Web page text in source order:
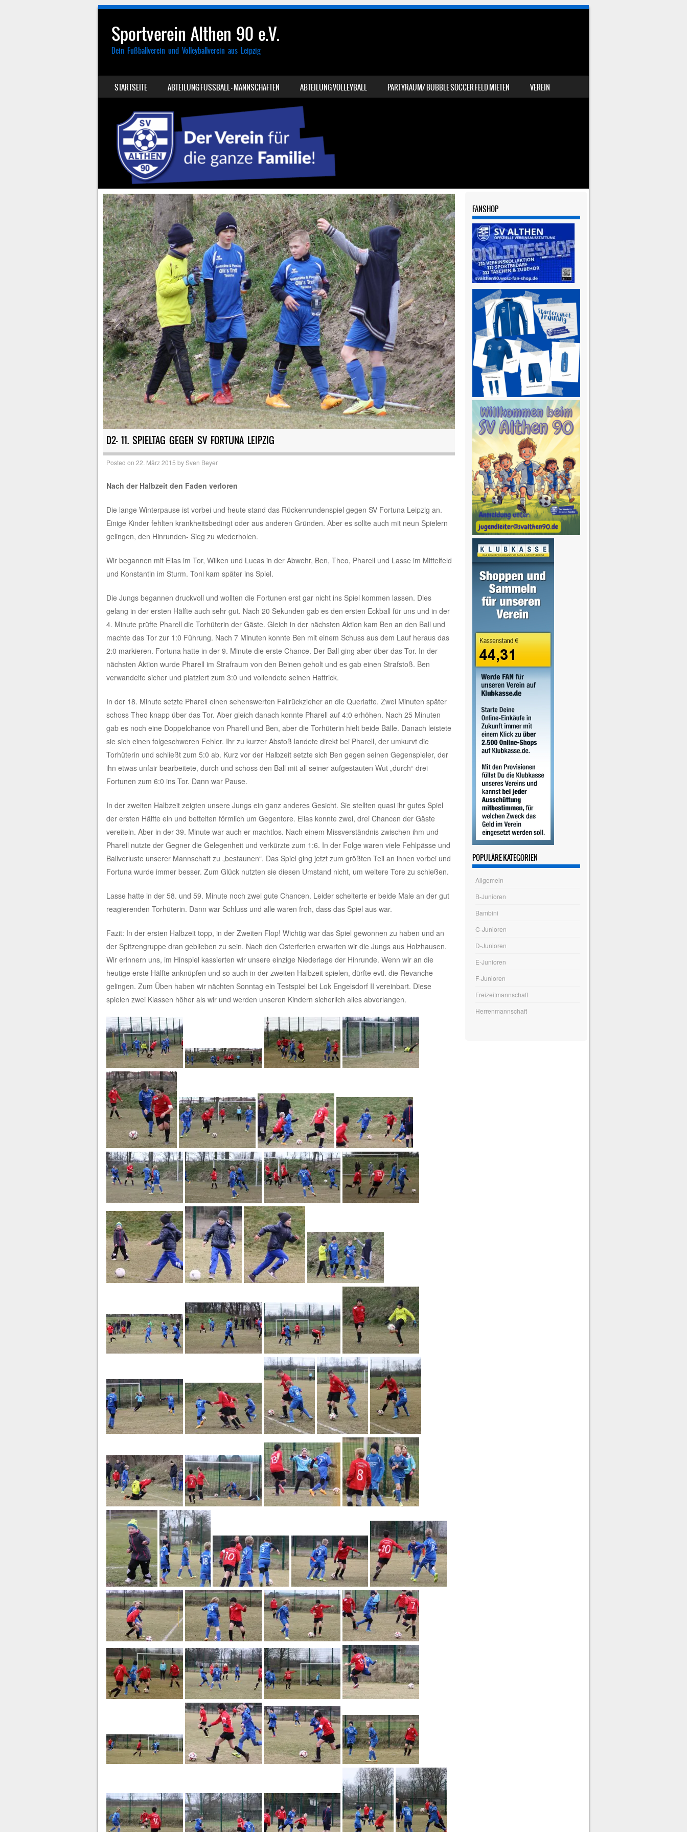
Sportverein Althen 90 e.V.
Dein Fußballverein und Volleyballverein aus Leipzig
MENU
SKIP TO CONTENT
STARTSEITE ABTEILUNG FUSSBALL – MANNSCHAFTEN ABTEILUNG VOLLEYBALL PARTYRAUM/ BUBBLE SOCCER FELD MIETEN VEREIN
D2- 11. SPIELTAG GEGEN SV FORTUNA LEIPZIG
Posted on 22. März 2015 bySven Beyer
Nach der Halbzeit den Faden verloren
Die lange Winterpause ist vorbei und heute stand das Rückenrundenspiel gegen SV Fortuna Leipzig an.
Einige Kinder fehlten krankheitsbedingt oder aus anderen Gründen. Aber es sollte auch mit neun Spielern
gelingen, den Hinrunden- Sieg zu wiederholen.
Wir begannen mit Elias im Tor, Wilken und Lucas in der Abwehr, Ben, Theo, Pharell und Lasse im Mittelfeld
und Konstantin im Sturm. Toni kam später ins Spiel.
Die Jungs begannen druckvoll und wollten die Fortunen erst gar nicht ins Spiel kommen lassen. Dies
gelang in der ersten Hälfte auch sehr gut. Nach 20 Sekunden gab es den ersten Eckball für uns und in der
4. Minute prüfte Pharell die Torhüterin der Gäste. Gleich in der nächsten Aktion kam Ben an den Ball und
machte das Tor zur 1:0 Führung. Nach 7 Minuten konnte Ben mit einem Schuss aus dem Lauf heraus das
2:0 markieren. Fortuna hatte in der 9. Minute die erste Chance. Der Ball ging aber über das Tor. In der
nächsten Aktion wurde Pharell im Strafraum von den Beinen geholt und es gab einen Strafstoß. Ben
verwandelte sicher und platziert zum 3:0 und vollendete seinen Hattrick.
In der 18. Minute setzte Pharell einen sehenswerten Fallrückzieher an die Querlatte. Zwei Minuten später
schoss Theo knapp über das Tor. Aber gleich danach konnte Pharell auf 4:0 erhöhen. Nach 25 Minuten
gab es noch eine Doppelchance von Pharell und Ben, aber die Torhüterin hielt beide Bälle. Danach leistete
sie sich einen folgeschweren Fehler. Ihr zu kurzer Abstoß landete direkt bei Pharell, der umkurvt die
Torhüterin und schließt zum 5:0 ab. Kurz vor der Halbzeit setzte sich Ben gegen seinen Gegenspieler, der
ihn etwas unfair bearbeitete, durch und schoss den Ball mit all seiner aufgestauten Wut „durch“ drei
Fortunen zum 6:0 ins Tor. Dann war Pause.
In der zweiten Halbzeit zeigten unsere Jungs ein ganz anderes Gesicht. Sie stellten quasi ihr gutes Spiel
der ersten Hälfte ein und bettelten förmlich um Gegentore. Elias konnte zwei, drei Chancen der Gäste
vereiteln. Aber in der 39. Minute war auch er machtlos. Nach einem Missverständnis zwischen ihm und
Pharell nutzte der Gegner die Gelegenheit und verkürzte zum 1:6. In der Folge waren viele Fehlpässe und
Ballverluste unserer Mannschaft zu „bestaunen“. Das Spiel ging jetzt zum größten Teil an ihnen vorbei und
Fortuna wurde immer besser. Zum Glück nutzten sie diesen Umstand nicht, um weitere Tore zu schießen.
Lasse hatte in der 58. und 59. Minute noch zwei gute Chancen. Leider scheiterte er beide Male an der gut
reagierenden Torhüterin. Dann war Schluss und alle waren froh, dass das Spiel aus war.
Fazit: In der ersten Halbzeit topp, in der Zweiten Flop! Wichtig war das Spiel gewonnen zu haben und an
der Spitzengruppe dran geblieben zu sein. Nach den Osterferien erwarten wir die Jungs aus Holzhausen.
Wir erinnern uns, im Hinspiel kassierten wir unsere einzige Niederlage der Hinrunde. Wenn wir an die
heutige erste Hälfte anknüpfen und so auch in der zweiten Halbzeit spielen, dürfte evtl. die Revanche
gelingen. Zum Üben haben wir nächten Sonntag ein Testspiel bei Lok Engelsdorf II vereinbart. Diese
spielen zwei Klassen höher als wir und werden unseren Kindern sicherlich alles abverlangen.
FANSHOP
POPULÄRE KATEGORIEN
Allgemein
B-Junioren
Bambini
C-Junioren
D-Junioren
E-Junioren
F-Junioren
Freizeitmannschaft
Herrenmannschaft